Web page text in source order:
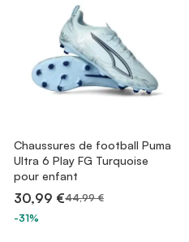
Chaussures de football Puma
Ultra 6 Play FG Turquoise
pour enfant
30,99 €44,99 €
-31%